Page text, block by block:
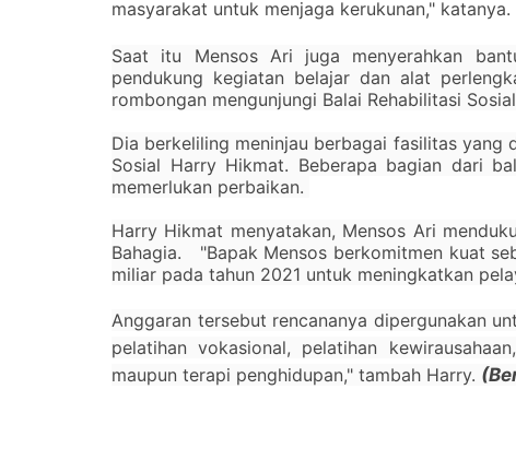
masyarakat untuk menjaga kerukunan," katanya.
Saat itu Mensos Ari juga menyerahkan
pendukung kegiatan belajar dan alat
rombongan mengunjungi Balai Rehabilitasi
Dia berkeliling meninjau berbagai fasilitas
Sosial Harry Hikmat. Beberapa bagian dari
memerlukan perbaikan.
Harry Hikmat menyatakan, Mensos Ari
Bahagia. "Bapak Mensos berkomitmen kuat
miliar pada tahun 2021 untuk meningkatkan
Anggaran tersebut rencananya dipergunakan
pelatihan vokasional, pelatihan
maupun terapi penghidupan," tambah Harry.